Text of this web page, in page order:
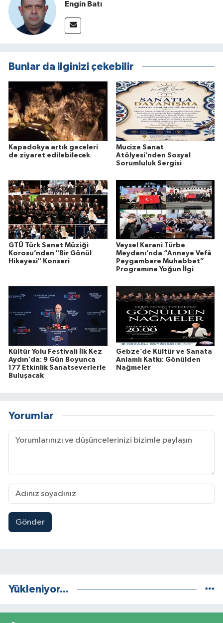
Engin Batı
Bunlar da ilginizi çekebilir
Kapadokya artık geceleri
de ziyaret edilebilecek
Mucize Sanat
Atölyesi’nden Sosyal
Sorumluluk Sergisi
GTÜ Türk Sanat Müziği
Korosu’ndan "Bir Gönül
Hikayesi" Konseri
Veysel Karani Türbe
Meydanı’nda “Anneye Vefâ
Peygambere Muhabbet”
Programına Yoğun İlgi
Kültür Yolu Festivali İlk Kez
Aydın’da: 9 Gün Boyunca
177 Etkinlik Sanatseverlerle
Buluşacak
Gebze’de Kültür ve Sanata
Anlamlı Katkı: Gönülden
Nağmeler
Yorumlar
Gönder
Yükleniyor...